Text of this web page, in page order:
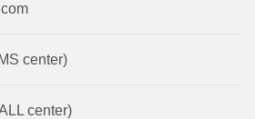
center)
center)